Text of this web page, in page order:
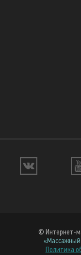
© Интернет-
Политика